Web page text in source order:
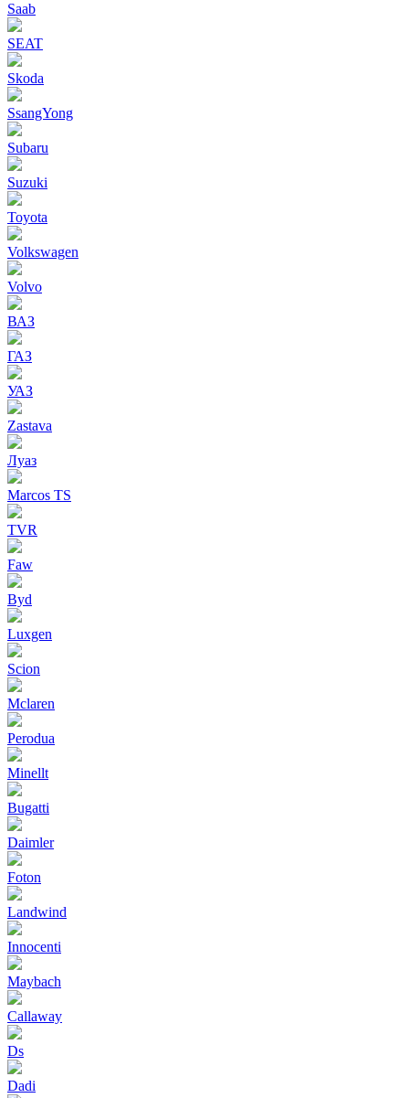
Saab
SEAT
Skoda
SsangYong
Subaru
Suzuki
Toyota
Volkswagen
Volvo
ВАЗ
ГАЗ
УАЗ
Zastava
Луаз
Marcos TS
TVR
Faw
Byd
Luxgen
Scion
Mclaren
Perodua
Minellt
Bugatti
Daimler
Foton
Landwind
Innocenti
Maybach
Callaway
Ds
Dadi